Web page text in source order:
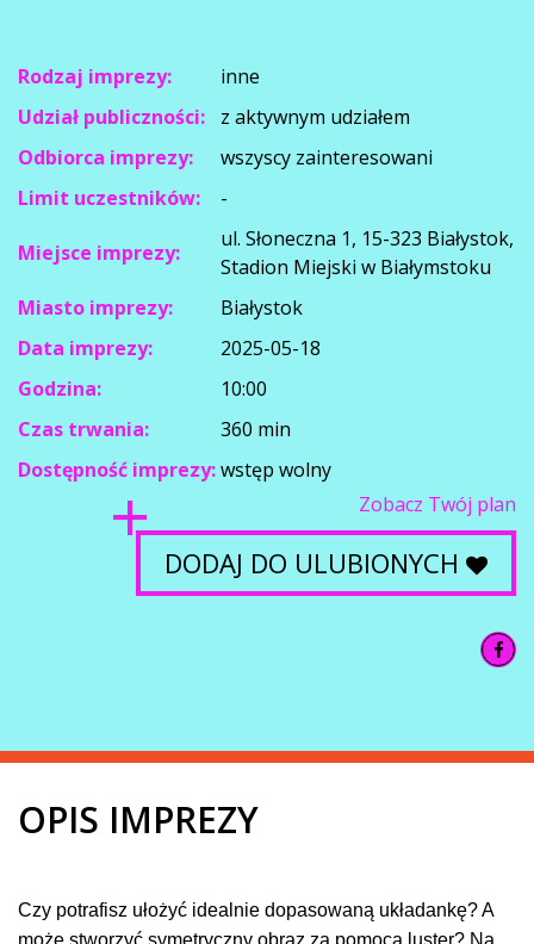
Rodzaj imprezy:
inne
Udział publiczności:
z aktywnym udziałem
Odbiorca imprezy:
wszyscy zainteresowani
Limit uczestników:
-
Miejsce imprezy:
ul. Słoneczna 1, 15-323 Białystok,
Stadion Miejski w Białymstoku
Miasto imprezy:
Białystok
Data imprezy:
2025-05-18
Godzina:
10:00
Czas trwania:
360 min
Dostępność imprezy:wstęp wolny
Zobacz Twój plan
DODAJ DO ULUBIONYCH
OPIS IMPREZY
Czy potrafisz ułożyć idealnie dopasowaną układankę? A
może stworzyć symetryczny obraz za pomocą luster? Na